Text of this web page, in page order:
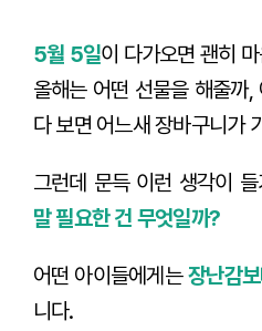
5월 5일이 다가오면 괜히
올해는 어떤 선물을 해줄까
다 보면 어느새 장바구니가
그런데 문득 이런 생각이
말 필요한 건 무엇일까?
어떤 아이들에게는장난감
니다.